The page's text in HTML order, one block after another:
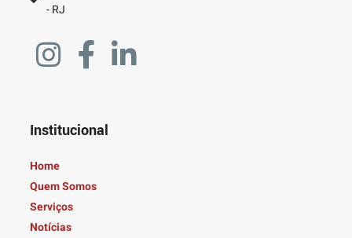
- RJ
Institucional
Home
Quem Somos
Serviços
Notícias